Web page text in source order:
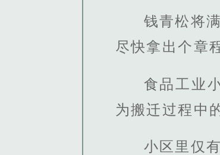
钱青松将
尽快拿出个章
食品工业
为搬迁过程中
小区里仅